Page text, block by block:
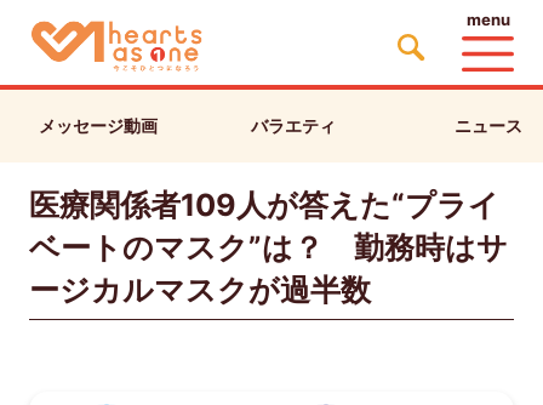
menu
メッセージ動画 バラエティ ニュース
医療関係者109人が答えた“プライ
ベートのマスク”は？ 勤務時はサ
ージカルマスクが過半数